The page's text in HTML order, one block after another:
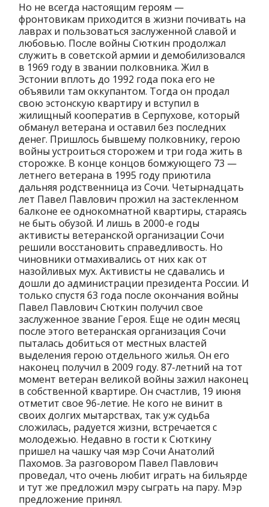
Но не всегда настоящим героям —
фронтовикам приходится в жизни почивать на
лаврах и пользоваться заслуженной славой и
любовью. После войны Сюткин продолжал
служить в советской армии и демобилизовался
в 1969 году в звании полковника. Жил в
Эстонии вплоть до 1992 года пока его не
объявили там оккупантом. Тогда он продал
свою эстонскую квартиру и вступил в
жилищный кооператив в Серпухове, который
обманул ветерана и оставил без последних
денег. Пришлось бывшему полковнику, герою
войны устроиться сторожем и три года жить в
сторожке. В конце концов бомжующего 73 —
летнего ветерана в 1995 году приютила
дальняя родственница из Сочи. Четырнадцать
лет Павел Павлович прожил на застекленном
балконе ее однокомнатной квартиры, стараясь
не быть обузой. И лишь в 2000-е годы
активисты ветеранской организации Сочи
решили восстановить справедливость. Но
чиновники отмахивались от них как от
назойливых мух. Активисты не сдавались и
дошли до администрации президента России. И
только спустя 63 года после окончания войны
Павел Павлович Сюткин получил свое
заслуженное звание Героя. Еще не один месяц
после этого ветеранская организация Сочи
пыталась добиться от местных властей
выделения герою отдельного жилья. Он его
наконец получил в 2009 году. 87-летний на тот
момент ветеран великой войны зажил наконец
в собственной квартире. Он счастлив, 19 июня
отметит свое 96-летие. Не кого не винит в
своих долгих мытарствах, так уж судьба
сложилась, радуется жизни, встречается с
молодежью. Недавно в гости к Сюткину
пришел на чашку чая мэр Сочи Анатолий
Пахомов. За разговором Павел Павлович
проведал, что очень любит играть на бильярде
и тут же предложил мэру сыграть на пару. Мэр
предложение принял.